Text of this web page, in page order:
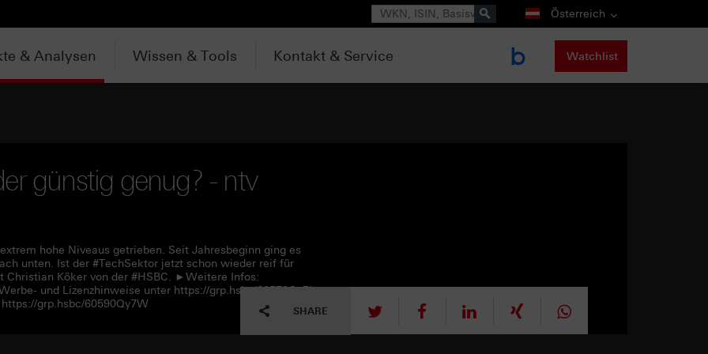
Suche Österreich
& Analysen Wissen & Tools Kontakt & Service Watchlist
günstig genug? - ntv
hohe Niveaus getrieben. Seit Jahresbeginn ging es
unten. Ist der #TechSektor jetzt schon wieder reif für
Köker von der #HSBC. ►Weitere Infos:
und Lizenzhinweise unter https://grp.hsbc/60570Qy7l
grp.hsbc/60590Qy7W
SHARE tweet mitteilen